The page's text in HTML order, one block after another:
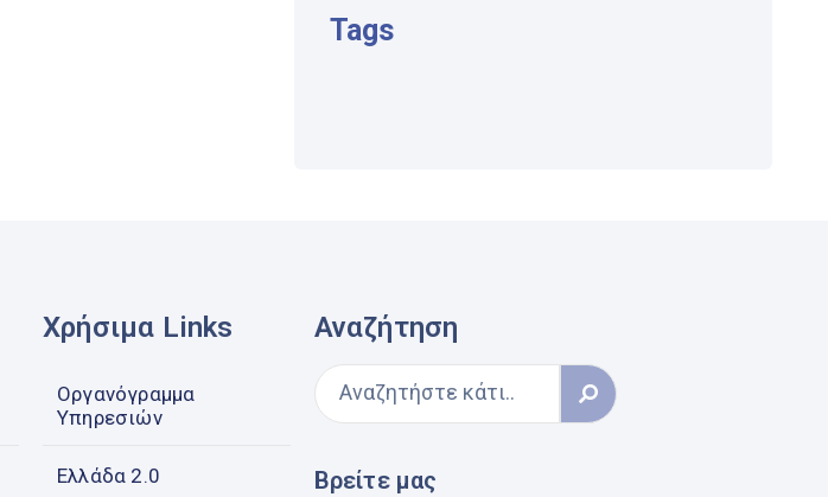
Tags
Χρήσιμα Links
Οργανόγραμμα
Υπηρεσιών
Ελλάδα 2.0
Αναζήτηση
Βρείτε μας